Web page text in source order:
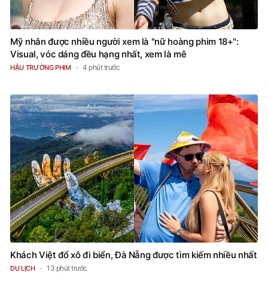
Mỹ nhân được nhiều người xem là "nữ hoàng phim 18+":
Visual, vóc dáng đều hạng nhất, xem là mê
HẬU TRƯỜNG PHIM 4 phút trước
Khách Việt đổ xô đi biển, Đà Nẵng được tìm kiếm nhiều nhất
DU LỊCH 13 phút trước